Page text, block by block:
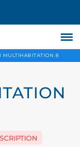
MULTIHABITATION 8